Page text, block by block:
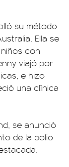
su método
Ella se
con
viajó por
e hizo
una clínica
se anunció
de la polio